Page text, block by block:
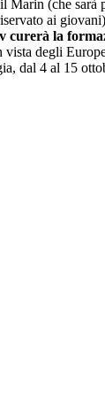
Marin (che sarà
ai
curerà la
vista degli
dal 4 al 15